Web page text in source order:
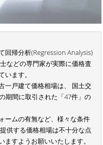
回帰分析(Regression Analysis)
などの専門家が実際に価格査
ます。
一戸建て価格相場は、 国土交
期間に取引された「47件」の
ームの有無など、様々な条件
供する価格相場は不十分な点
すようお願いいたします。